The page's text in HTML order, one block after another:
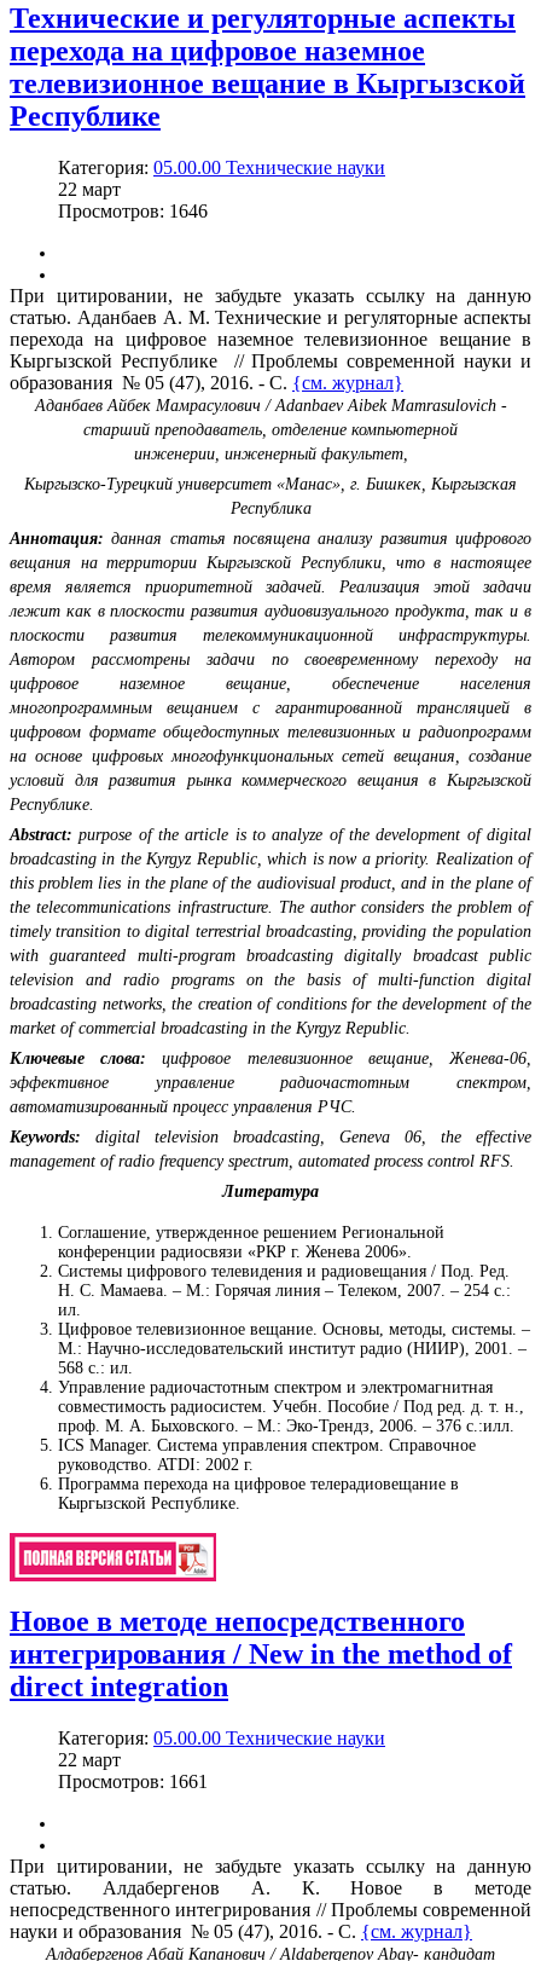
Технические и регуляторные аспекты
перехода на цифровое наземное
телевизионное вещание в Кыргызской
Республике
Категория: 05.00.00 Технические науки
22 март
Просмотров: 1646
При цитировании, не забудьте указать ссылку на данную
статью. Аданбаев А. М. Технические и регуляторные аспекты
перехода на цифровое наземное телевизионное вещание в
Кыргызской Республике // Проблемы современной науки и
образования № 05 (47), 2016. - С. {см. журнал}
Аданбаев Айбек Мамрасулович / Adanbaev Aibek Mamrasulovich -
старший преподаватель, отделение компьютерной
инженерии, инженерный факультет,
Кыргызско-Турецкий университет «Манас», г. Бишкек, Кыргызская
Республика
Аннотация: данная статья посвящена анализу развития цифрового
вещания на территории Кыргызской Республики, что в настоящее
время является приоритетной задачей. Реализация этой задачи
лежит как в плоскости развития аудиовизуального продукта, так и в
плоскости развития телекоммуникационной инфраструктуры.
Автором рассмотрены задачи по своевременному переходу на
цифровое наземное вещание, обеспечение населения
многопрограммным вещанием с гарантированной трансляцией в
цифровом формате общедоступных телевизионных и радиопрограмм
на основе цифровых многофункциональных сетей вещания, создание
условий для развития рынка коммерческого вещания в Кыргызской
Республике.
Abstract:purpose of the article is to analyze of the development of digital
broadcasting in the Kyrgyz Republic, which is now a priority. Realization of
this problem lies in the plane of the audiovisual product, and in the plane of
the telecommunications infrastructure. The author considers the problem of
timely transition to digital terrestrial broadcasting, providing the population
with guaranteed multi-program broadcasting digitally broadcast public
television and radio programs on the basis of multi-function digital
broadcasting networks, the creation of conditions for the development of the
market of commercial broadcasting in the Kyrgyz Republic.
Ключевые слова: цифровое телевизионное вещание, Женева-06,
эффективное управление радиочастотным спектром,
автоматизированный процесс управления РЧС.
Keywords: digital television broadcasting, Geneva 06, the effective
management of radio frequency spectrum, automated process control RFS.
Литература
Соглашение, утвержденное решением Региональной
конференции радиосвязи «РКР г. Женева 2006».
Системы цифрового телевидения и радиовещания / Под. Ред.
Н. С. Мамаева. – М.: Горячая линия – Телеком, 2007. – 254 с.:
ил.
Цифровое телевизионное вещание. Основы, методы, системы. –
М.: Научно-исследовательский институт радио (НИИР), 2001. –
568 с.: ил.
Управление радиочастотным спектром и электромагнитная
совместимость радиосистем. Учебн. Пособие / Под ред. д. т. н.,
проф. М. А. Быховского. – М.: Эко-Трендз, 2006. – 376 с.:илл.
ICS Manager. Система управления спектром. Справочное
руководство. ATDI: 2002 г.
Программа перехода на цифровое телерадиовещание в
Кыргызской Республике.
Новое в методе непосредственного
интегрирования / New in the method of
direct integration
Категория: 05.00.00 Технические науки
22 март
Просмотров: 1661
При цитировании, не забудьте указать ссылку на данную
статью. Алдабергенов А. К. Новое в методе
непосредственного интегрирования // Проблемы современной
науки и образования № 05 (47), 2016. - С. {см. журнал}
Алдабергенов Абай Капанович / Aldabergenov Abay- кандидат